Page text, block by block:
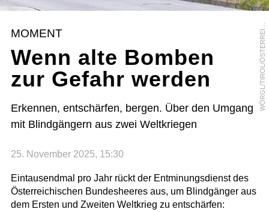
W
Ö
R
G
L
/
T
I
R
O
L
/
Ö
S
T
E
R
R
E
I
C
H
MOMENT
Wenn alte Bomben
zur Gefahr werden
Erkennen, entschärfen, bergen. Über den Umgang
mit Blindgängern aus zwei Weltkriegen
25. November 2025, 15:30
Eintausendmal pro Jahr rückt der Entminungsdienst des
Österreichischen Bundesheeres aus, um Blindgänger aus
dem Ersten und Zweiten Weltkrieg zu entschärfen: